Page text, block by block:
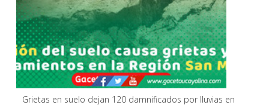
Grietas en suelo dejan 120 damnificados por lluvias en